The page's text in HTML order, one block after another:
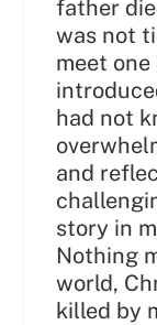
father
was not
meet
had not
and
story in
Nothing
world,
killed by